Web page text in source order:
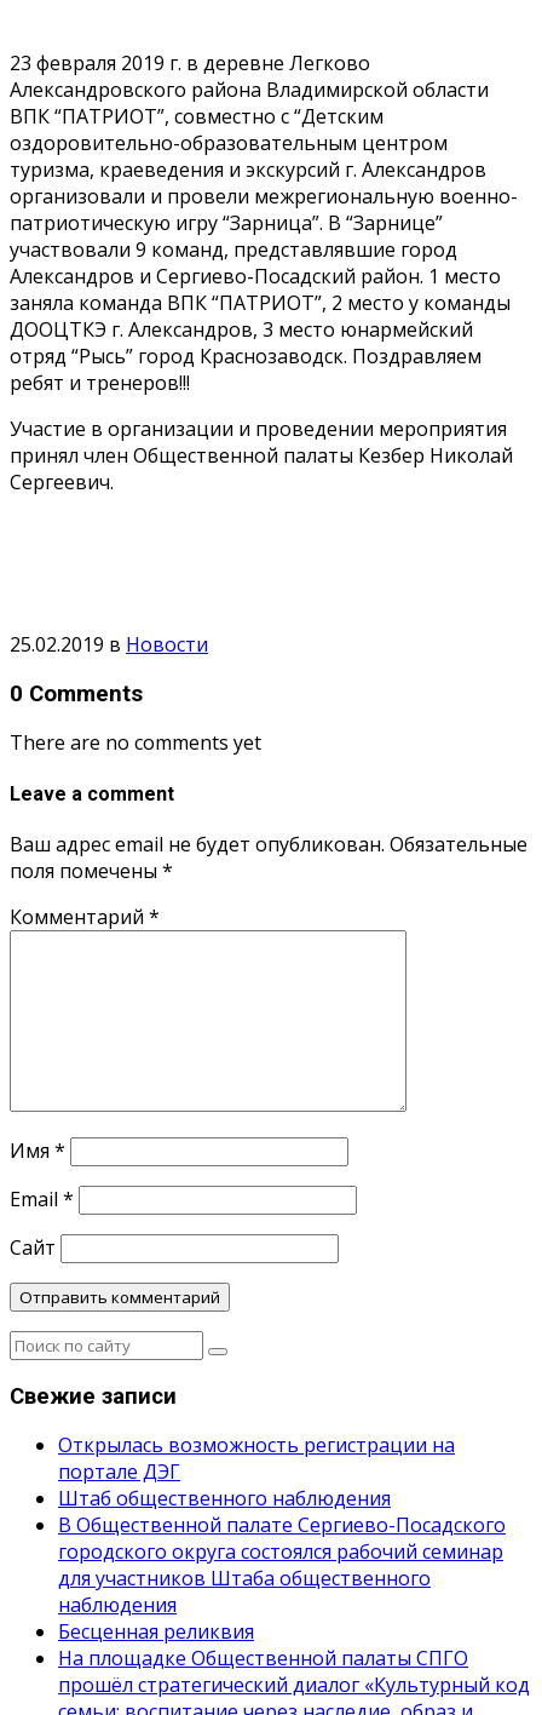
23 февраля 2019 г. в деревне Легково
Александровского района Владимирской области
ВПК “ПАТРИОТ”, совместно с “Детским
оздоровительно-образовательным центром
туризма, краеведения и экскурсий г. Александров
организовали и провели межрегиональную военно-
патриотическую игру “Зарница”. В “Зарнице”
участвовали 9 команд, представлявшие город
Александров и Сергиево-Посадский район. 1 место
заняла команда ВПК “ПАТРИОТ”, 2 место у команды
ДООЦТКЭ г. Александров, 3 место юнармейский
отряд “Рысь” город Краснозаводск. Поздравляем
ребят и тренеров!!!
Участие в организации и проведении мероприятия
принял член Общественной палаты Кезбер Николай
Сергеевич.
25.02.2019 в Новости
0 Comments
There are no comments yet
Leave a comment
Ваш адрес email не будет опубликован. Обязательные
поля помечены *
Комментарий *
Имя *
Email *
Сайт
Свежие записи
Открылась возможность регистрации на
портале ДЭГ
Штаб общественного наблюдения
В Общественной палате Сергиево-Посадского
городского округа состоялся рабочий семинар
для участников Штаба общественного
наблюдения
Бесценная реликвия
На площадке Общественной палаты СПГО
прошёл стратегический диалог «Культурный код